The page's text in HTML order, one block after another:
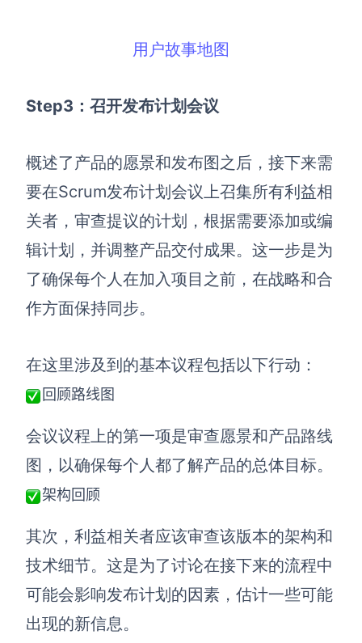
用户故事地图
Step3：召开发布计划会议
概述了产品的愿景和发布图之后，接下来需
要在Scrum发布计划会议上召集所有利益相
关者，审查提议的计划，根据需要添加或编
辑计划，并调整产品交付成果。这一步是为
了确保每个人在加入项目之前，在战略和合
作方面保持同步。
在这里涉及到的基本议程包括以下行动：
回顾路线图
会议议程上的第一项是审查愿景和产品路线
图，以确保每个人都了解产品的总体目标。
架构回顾
其次 ，利益相关者应该审查该版本的架构和
技术细节。这是为了讨论在接下来的流程中
可能会影响发布计划的因素，估计一些可能
出现的新信息。